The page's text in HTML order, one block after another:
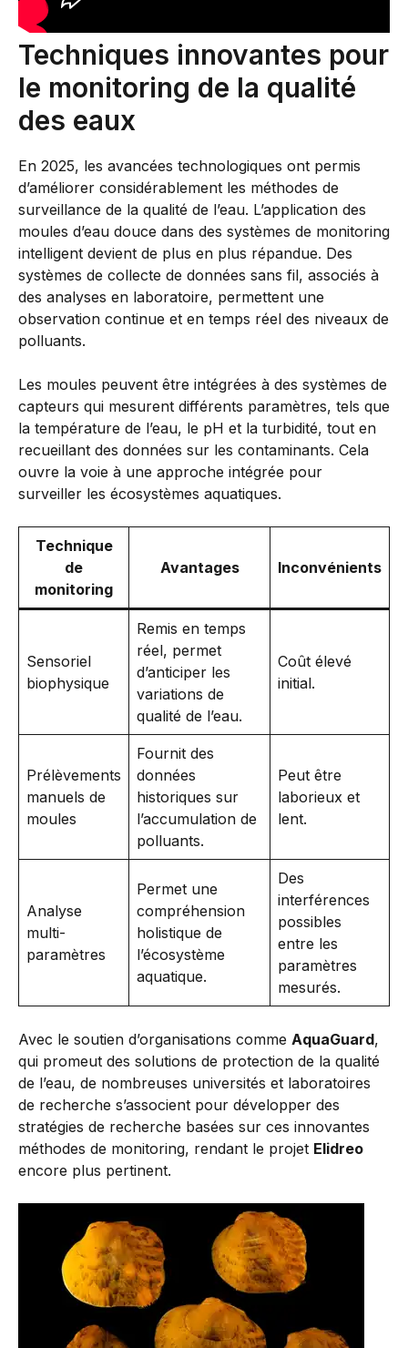
Techniques innovantes pour
le monitoring de la qualité
des eaux
En 2025, les avancées technologiques ont permis
d’améliorer considérablement les méthodes de
surveillance de la qualité de l’eau. L’application des
moules d’eau douce dans des systèmes de monitoring
intelligent devient de plus en plus répandue. Des
systèmes de collecte de données sans fil, associés à
des analyses en laboratoire, permettent une
observation continue et en temps réel des niveaux de
polluants.
Les moules peuvent être intégrées à des systèmes de
capteurs qui mesurent différents paramètres, tels que
la température de l’eau, le pH et la turbidité, tout en
recueillant des données sur les contaminants. Cela
ouvre la voie à une approche intégrée pour
surveiller les écosystèmes aquatiques.
Technique
de
monitoring
Avantages Inconvénients
Sensoriel
biophysique
Remis en temps
réel, permet
d’anticiper les
variations de
qualité de l’eau.
Coût élevé
initial.
Prélèvements
manuels de
moules
Fournit des
données
historiques sur
l’accumulation de
polluants.
Peut être
laborieux et
lent.
Analyse
multi-
paramètres
Permet une
compréhension
holistique de
l’écosystème
aquatique.
Des
interférences
possibles
entre les
paramètres
mesurés.
Avec le soutien d’organisations comme AquaGuard,
qui promeut des solutions de protection de la qualité
de l’eau, de nombreuses universités et laboratoires
de recherche s’associent pour développer des
stratégies de recherche basées sur ces innovantes
méthodes de monitoring, rendant le projet Elidreo
encore plus pertinent.